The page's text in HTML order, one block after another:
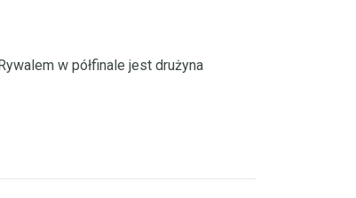
w półfinale jest drużyna